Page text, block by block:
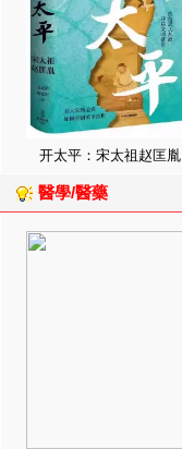
开太平：宋太祖赵匡胤
醫學/醫藥